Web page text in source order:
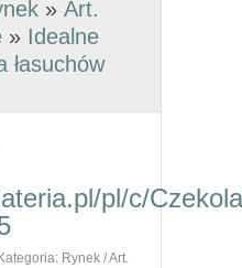
» Art.
» Idealne
łasuchów
pl/c/
Kategoria: Rynek / Art.